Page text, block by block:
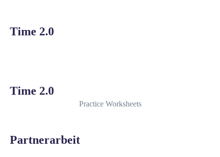
Time 2.0
Time 2.0
Practice Worksheets
Partnerarbeit